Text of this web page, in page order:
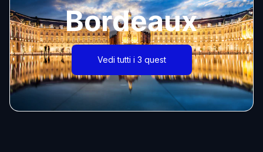
Bordeaux
Vedi tutti i 3 quest